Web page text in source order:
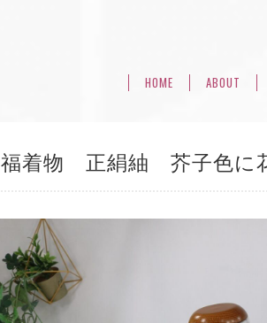
HOME ABOUT
福着物 正絹紬 芥子色に